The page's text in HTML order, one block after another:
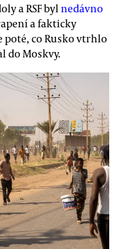
a RSF bylnedávno
a fakticky
poté, co Rusko vtrhlo
do Moskvy.